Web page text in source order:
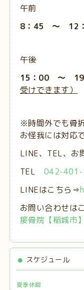
午前
8：45 ～ 12
午後
15：00 ～ 19
受けできます）
※時間外でも骨
お怪我には対応
LINE、TEL、お
TEL 042-
LINEはこちら⇒
お問い合わせは
接骨院【稲城市
スケジュール
夏季休暇